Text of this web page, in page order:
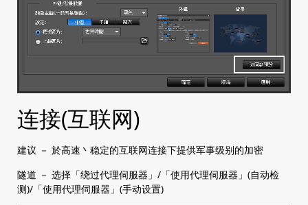
连接(互联网)
建议 － 於高速丶稳定的互联网连接下提供军事级别的加密
隧道 － 选择「绕过代理伺服器」/「使用代理伺服器」(自动检
测)/「使用代理伺服器」(手动设置)